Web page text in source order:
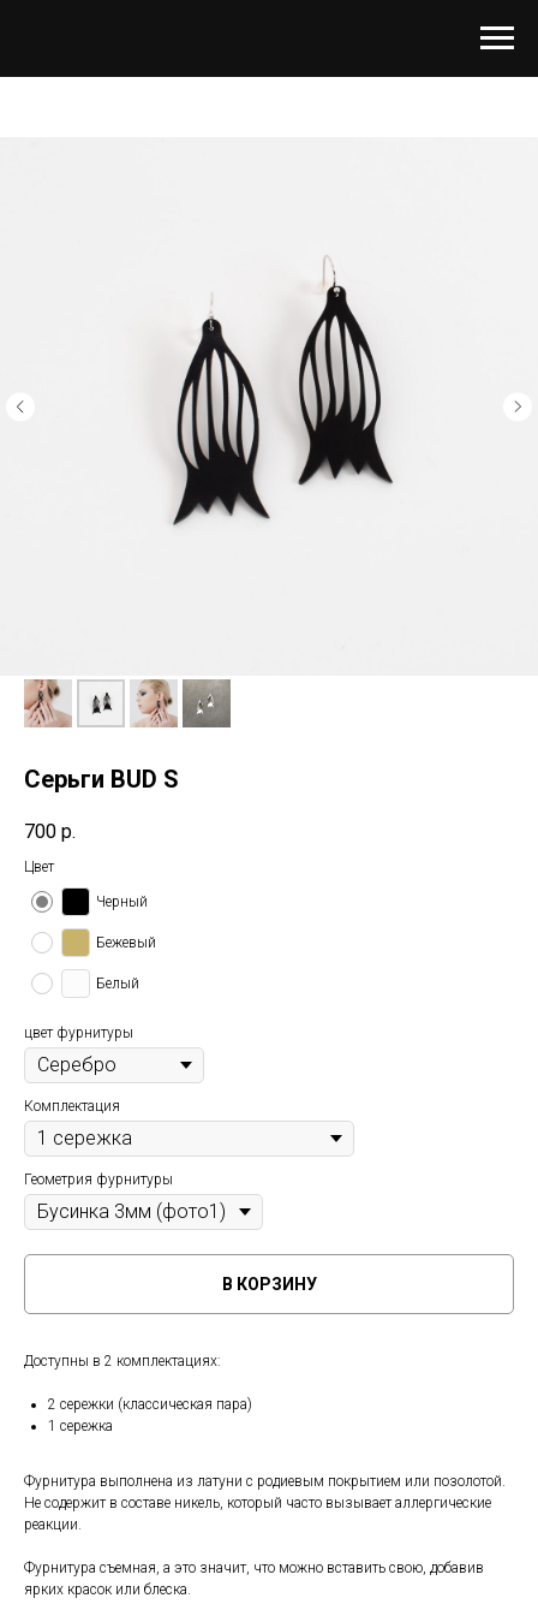
Серьги BUD S
700 р.
Цвет
Черный
Бежевый
Белый
цвет фурнитуры
Комплектация
Геометрия фурнитуры
В КОРЗИНУ
Доступны в 2 комплектациях:
2 сережки (классическая пара)
1 сережка
Фурнитура выполнена из латуни с родиевым покрытием или позолотой.
Не содержит в составе никель, который часто вызывает аллергические
реакции.
Фурнитура съемная, а это значит, что можно вставить свою, добавив
ярких красок или блеска.